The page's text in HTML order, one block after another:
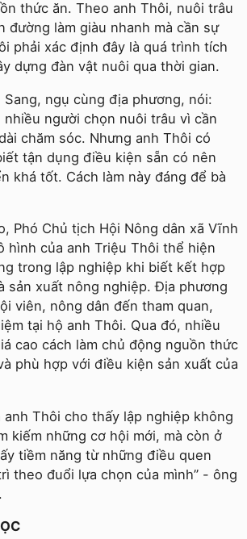
thức ăn. Theo anh Thôi, nuôi trâu
đường làm giàu nhanh mà cần sự
phải xác định đây là quá trình tích
dựng đàn vật nuôi qua thời gian.
Sang, ngụ cùng địa phương, nói:
nhiều người chọn nuôi trâu vì cần
chăm sóc. Nhưng anh Thôi có
tận dụng điều kiện sẵn có nên
khá tốt. Cách làm này đáng để bà
Phó Chủ tịch Hội Nông dân xã Vĩnh
hình của anh Triệu Thôi thể hiện
trong lập nghiệp khi biết kết hợp
sản xuất nông nghiệp. Địa phương
viên, nông dân đến tham quan,
tại hộ anh Thôi. Qua đó, nhiều
cao cách làm chủ động nguồn thức
phù hợp với điều kiện sản xuất của
anh Thôi cho thấy lập nghiệp không
kiếm những cơ hội mới, mà còn ở
tiềm năng từ những điều quen
theo đuổi lựa chọn của mình” - ông